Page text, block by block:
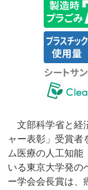
文部科学省と経
ャー表彰」受賞者
ム医療の人工知能
いる東京大学発の
ー学会会長賞は、